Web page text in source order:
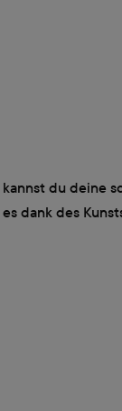
du deine
dank des